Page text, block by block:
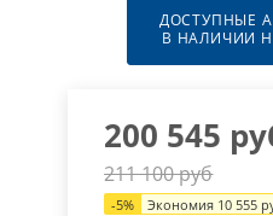
ДОСТУПНЫЕ
В НАЛИЧИИ
200 545
211 100руб
-5% Экономия 10 555